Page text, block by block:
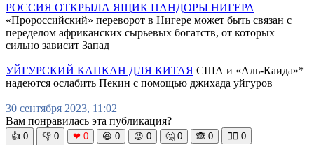
РОССИЯ ОТКРЫЛА ЯЩИК ПАНДОРЫ НИГЕРА
«Пророссийский» переворот в Нигере может быть связан с
переделом африканских сырьевых богатств, от которых
сильно зависит Запад
УЙГУРСКИЙ КАПКАН ДЛЯ КИТАЯ США и «Аль-Каида»*
надеются ослабить Пекин с помощью джихада уйгуров
30 сентября 2023, 11:02
Вам понравилась эта публикация?
👍 0 👎 0 ❤ 0 😆 0 😡 0 🤔 0 🙈 0 🧘‍♀️ 0